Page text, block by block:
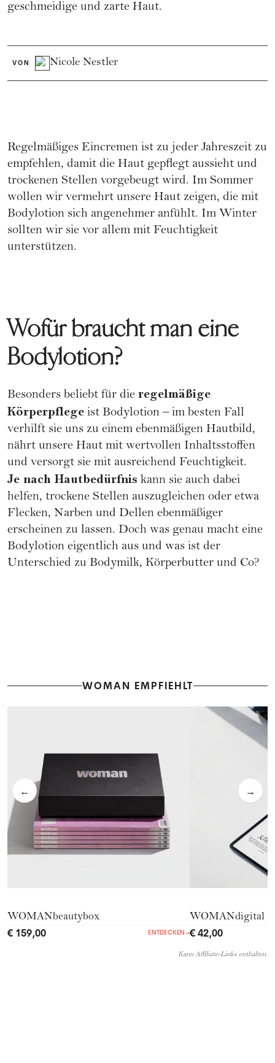
geschmeidige und zarte Haut.
VON Nicole Nestler
Regelmäßiges Eincremen ist zu jeder Jahreszeit zu
empfehlen, damit die Haut gepflegt aussieht und
trockenen Stellen vorgebeugt wird. Im Sommer
wollen wir vermehrt unsere Haut zeigen, die mit
Bodylotion sich angenehmer anfühlt. Im Winter
sollten wir sie vor allem mit Feuchtigkeit
unterstützen.
Wofür braucht man eine
Bodylotion?
Besonders beliebt für die regelmäßige
Körperpflege ist Bodylotion – im besten Fall
verhilft sie uns zu einem ebenmäßigen Hautbild,
nährt unsere Haut mit wertvollen Inhaltsstoffen
und versorgt sie mit ausreichend Feuchtigkeit.
Je nach Hautbedürfnis kann sie auch dabei
helfen, trockene Stellen auszugleichen oder etwa
Flecken, Narben und Dellen ebenmäßiger
erscheinen zu lassen. Doch was genau macht eine
Bodylotion eigentlich aus und was ist der
Unterschied zu Bodymilk, Körperbutter und Co?
WOMAN EMPFIEHLT
← →
WOMANbeautybox
€ 159,00 ENTDECKEN →
WOMANdigital
€ 42,00
Kann Affiliate-Links enthalten.